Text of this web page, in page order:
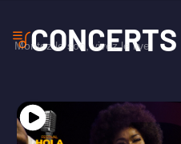
CONCERTS
Montez le son, vivez le live.